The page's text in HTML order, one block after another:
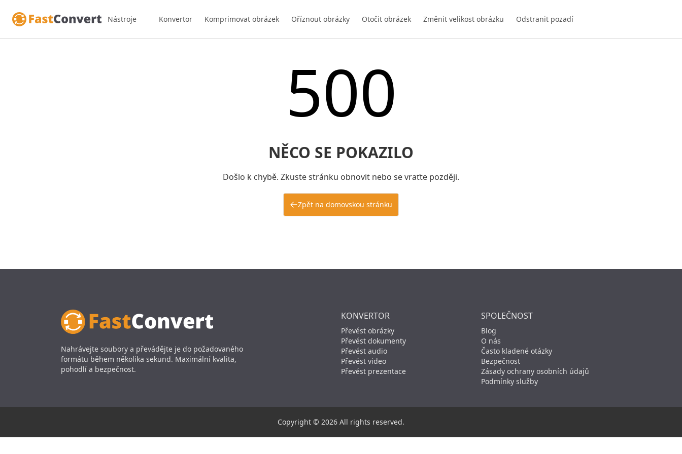
Nástroje Konvertor Komprimovat obrázek Oříznout obrázky Otočit obrázek Změnit velikost obrázku Odstranit pozadí
500
NĚCO SE POKAZILO
Došlo k chybě. Zkuste stránku obnovit nebo se vraťte později.
Zpět na domovskou stránku
Nahrávejte soubory a převádějte je do požadovaného
formátu během několika sekund. Maximální kvalita,
pohodlí a bezpečnost.
KONVERTOR
Převést obrázky
Převést dokumenty
Převést audio
Převést video
Převést prezentace
SPOLEČNOST
Blog
O nás
Často kladené otázky
Bezpečnost
Zásady ochrany osobních údajů
Podmínky služby
Copyright © 2026 All rights reserved.